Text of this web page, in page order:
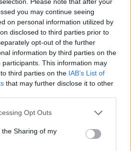
you may continue seeing
on personal information utilized by
disclosed to third parties prior to
opt-out of the further
information by third parties on the
participants. This information may
third parties on the IAB’s List of
that may further disclose it to other
Opt Outs
Sharing of my
πρώτοι όλες τις ειδήσεις